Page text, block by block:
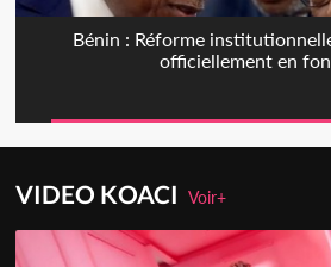
Bénin : Réforme
officiellement en
VIDEO KOACIVoir+